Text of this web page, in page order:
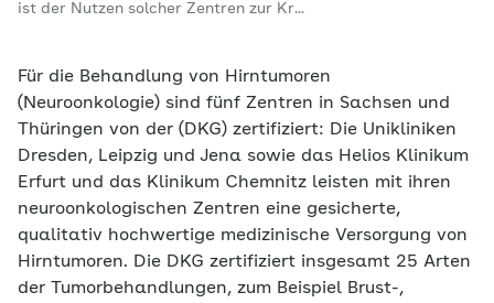
ist der Nutzen solcher Zentren zur Kr...
Für die Behandlung von Hirntumoren
(Neuroonkologie) sind fünf Zentren in Sachsen und
Thüringen von der (DKG) zertifiziert: Die Unikliniken
Dresden, Leipzig und Jena sowie das Helios Klinikum
Erfurt und das Klinikum Chemnitz leisten mit ihren
neuroonkologischen Zentren eine gesicherte,
qualitativ hochwertige medizinische Versorgung von
Hirntumoren. Die DKG zertifiziert insgesamt 25 Arten
der Tumorbehandlungen, zum Beispiel Brust-,